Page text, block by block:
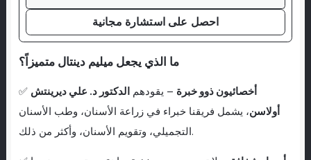
احصل على استشارة مجانية
ما الذي يجعل ميليم دينتال متميزاً؟
✅ أخصائيون ذوو خبرة – يقودهم الدكتور د. علي ديرينتش
أولاسن، يشمل فريقنا خبراء في زراعة الأسنان، وطب الأسنان
التجميلي، وتقويم الأسنان، وأكثر من ذلك.